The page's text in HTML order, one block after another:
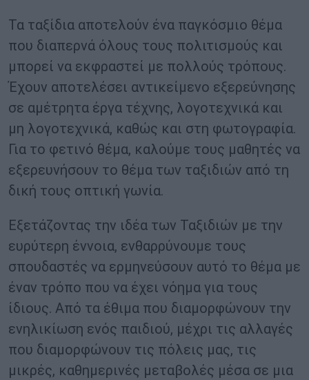
Τα ταξίδια αποτελούν ένα παγκόσμιο θέμα
που διαπερνά όλους τους πολιτισμούς και
μπορεί να εκφραστεί με πολλούς τρόπους.
Έχουν αποτελέσει αντικείμενο εξερεύνησης
σε αμέτρητα έργα τέχνης, λογοτεχνικά και
μη λογοτεχνικά, καθώς και στη φωτογραφία.
Για το φετινό θέμα, καλούμε τους μαθητές να
εξερευνήσουν το θέμα των ταξιδιών από τη
δική τους οπτική γωνία.
Εξετάζοντας την ιδέα των Ταξιδιών με την
ευρύτερη έννοια, ενθαρρύνουμε τους
σπουδαστές να ερμηνεύσουν αυτό το θέμα με
έναν τρόπο που να έχει νόημα για τους
ίδιους. Από τα έθιμα που διαμορφώνουν την
ενηλικίωση ενός παιδιού, μέχρι τις αλλαγές
που διαμορφώνουν τις πόλεις μας, τις
μικρές, καθημερινές μεταβολές μέσα σε μια